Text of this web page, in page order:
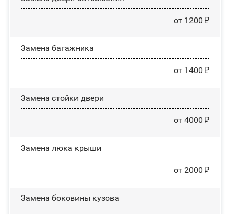
от 1200 ₽
Замена багажника
от 1400 ₽
Зaмeнa cтoйĸи двepи
от 4000 ₽
Зaмeнa люĸa ĸpыши
от 2000 ₽
Замена боковины кузова